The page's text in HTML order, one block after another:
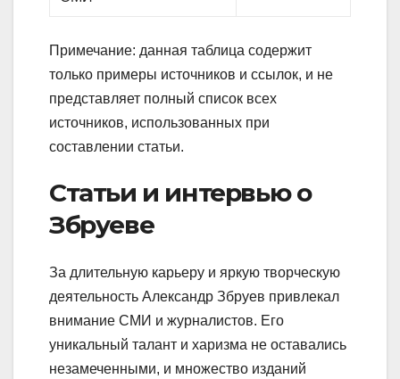
Примечание: данная таблица содержит
только примеры источников и ссылок, и не
представляет полный список всех
источников, использованных при
составлении статьи.
Статьи и интервью о
Збруеве
За длительную карьеру и яркую творческую
деятельность Александр Збруев привлекал
внимание СМИ и журналистов. Его
уникальный талант и харизма не оставались
незамеченными, и множество изданий